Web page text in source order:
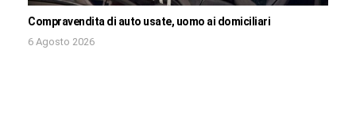
Compravendita di auto usate, uomo ai domiciliari
6 Agosto 2026